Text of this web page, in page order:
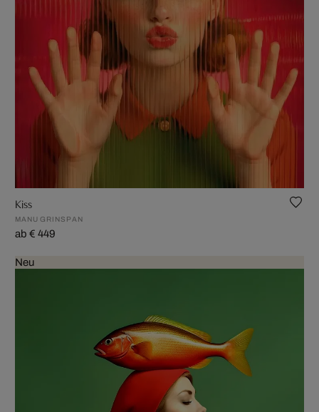
Kiss
MANU GRINSPAN
ab € 449
Neu